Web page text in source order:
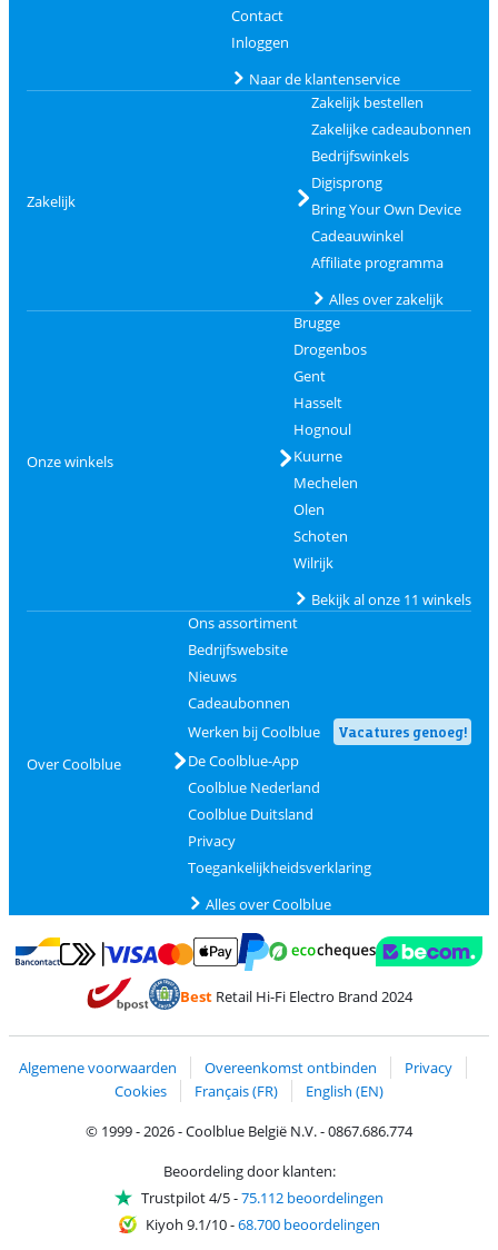
Contact
Inloggen
Naar de klantenservice
Zakelijk
Zakelijk bestellen
Zakelijke cadeaubonnen
Bedrijfswinkels
Digisprong
Bring Your Own Device
Cadeauwinkel
Affiliate programma
Alles over zakelijk
Onze winkels
Brugge
Drogenbos
Gent
Hasselt
Hognoul
Kuurne
Mechelen
Olen
Schoten
Wilrijk
Bekijk al onze 11 winkels
Over Coolblue
Ons assortiment
Bedrijfswebsite
Nieuws
Cadeaubonnen
Werken bij Coolblue
Vacatures genoeg!
De Coolblue-App
Coolblue Nederland
Coolblue Duitsland
Privacy
Toegankelijkheidsverklaring
Alles over Coolblue
Betalen met Bancontact
Betalen met MasterCard en Visa via ClickToPay
Betalen met PayPal
BestRetail Hi-Fi Electro Brand 2024
Algemene voorwaarden Overeenkomst ontbinden
Privacy
Cookies
Français (FR)
English (EN)
© 1999 - 2026 - Coolblue België N.V. - 0867.686.774
Beoordeling door klanten:
Trustpilot 4/5-75.112 beoordelingen
Kiyoh 9.1/10-68.700 beoordelingen